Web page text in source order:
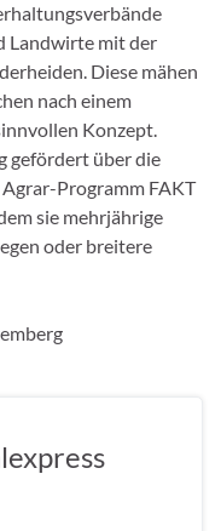
Landwirte mit der
Diese mähen
nach einem
Konzept.
gefördert über die
Programm FAKT
sie mehrjährige
oder breitere